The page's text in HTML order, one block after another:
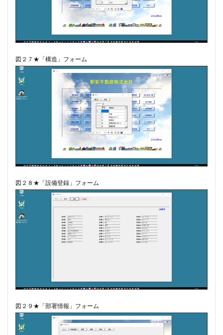
図２７★「構造」フォーム
図２８★「設備登録」フォーム
図２９★「部署情報」フォーム